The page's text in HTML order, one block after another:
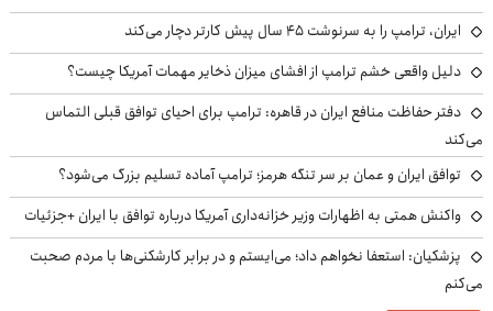
ایران، ترامپ را به سرنوشت ۴۵ سال پیش کارتر دچار می‌کند
دلیل واقعی خشم ترامپ از افشای میزان ذخایر مهمات آمریکا چیست؟
دفتر حفاظت منافع ایران در قاهره: ترامپ برای احیای توافق قبلی التماس
می‌کند
توافق ایران و عمان بر سر تنگه هرمز؛ ترامپ آماده تسلیم بزرگ می‌شود؟
واکنش همتی به اظهارات وزیر خزانه‌داری آمریکا درباره توافق با ایران +جزئیات
پزشکیان: استعفا نخواهم داد؛ می‌ایستم و در برابر کارشکنی‌ها با مردم صحبت
می‌کنم